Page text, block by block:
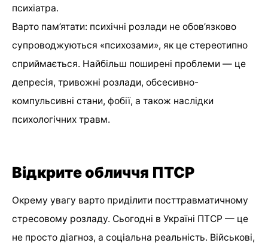
психіатра.
Варто пам’ятати: психічні розлади не обов’язково
супроводжуються «психозами», як це стереотипно
сприймається. Найбільш поширені проблеми — це
депресія, тривожні розлади, обсесивно-
компульсивні стани, фобії, а також наслідки
психологічних травм.
Відкрите обличчя ПТСР
Окрему увагу варто приділити посттравматичному
стресовому розладу. Сьогодні в Україні ПТСР — це
не просто діагноз, а соціальна реальність. Військові,